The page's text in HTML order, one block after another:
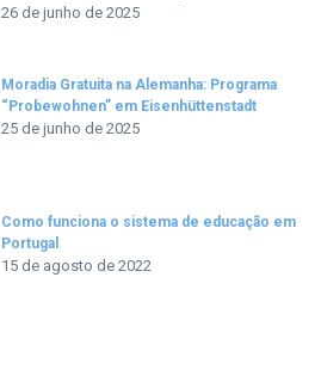
26 de junho de 2025
Moradia Gratuita na Alemanha: Programa
“Probewohnen” em Eisenhüttenstadt
25 de junho de 2025
Como funciona o sistema de educação em
Portugal
15 de agosto de 2022